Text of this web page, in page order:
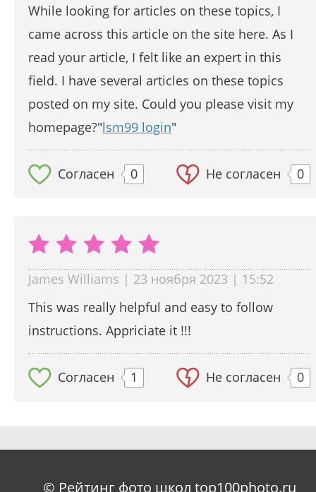
While looking for articles on these topics, I
came across this article on the site here. As I
read your article, I felt like an expert in this
field. I have several articles on these topics
posted on my site. Could you please visit my
homepage?"lsm99 login"
Согласен 0 Не согласен 0
James Williams | 23 ноября 2023 | 15:52
This was really helpful and easy to follow
instructions. Appriciate it !!!
Согласен 1 Не согласен 0
© Рейтинг фото школ top100photo.ru